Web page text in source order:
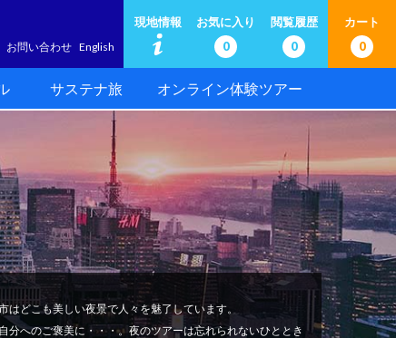
お問い合わせ English
現地情報
お気に入り
0
閲覧履歴
0
カート
0
サステナ旅 オンライン体験ツアー
どこも美しい夜景で人々を魅了しています。
分へのご褒美に・・・。夜のツアーは忘れられないひととき